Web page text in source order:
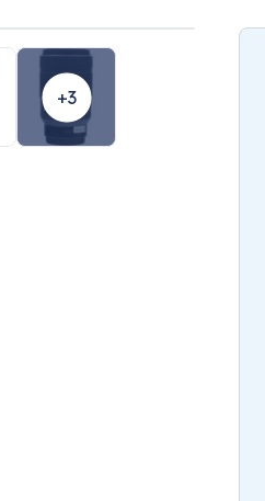
›
+3